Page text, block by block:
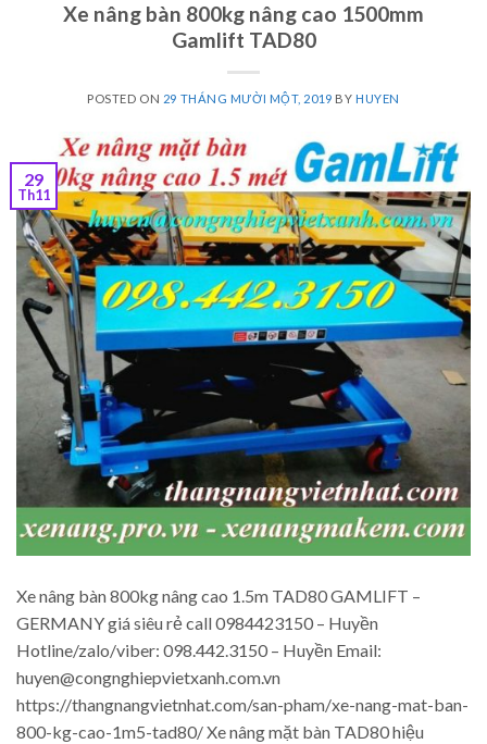
Xe nâng bàn 800kg nâng cao 1500mm
Gamlift TAD80
POSTED ON 29 THÁNG MƯỜI MỘT, 2019 BY HUYEN
29
Th11
Xe nâng bàn 800kg nâng cao 1.5m TAD80 GAMLIFT –
GERMANY giá siêu rẻ call 0984423150 – Huyền
Hotline/zalo/viber: 098.442.3150 – Huyền Email:
huyen@congnghiepvietxanh.com.vn
https://thangnangvietnhat.com/san-pham/xe-nang-mat-ban-
800-kg-cao-1m5-tad80/ Xe nâng mặt bàn TAD80 hiệu